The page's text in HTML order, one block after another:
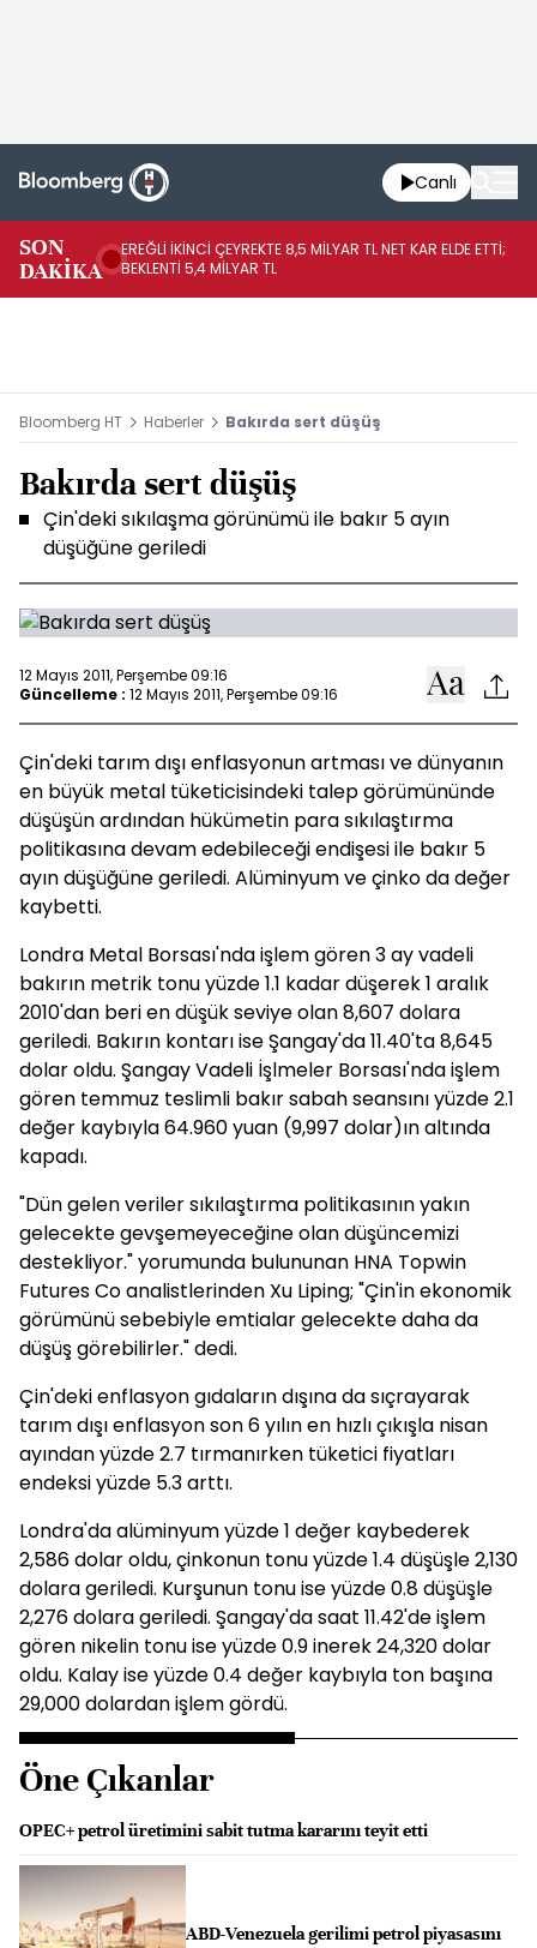
Canlı
SON
DAKİKA
EREĞLİ İKİNCİ ÇEYREKTE 8,5 MİLYAR TL NET KAR ELDE ETTİ;
BEKLENTİ 5,4 MİLYAR TL
Bloomberg HT Haberler Bakırda sert düşüş
Bakırda sert düşüş
Çin'deki sıkılaşma görünümü ile bakır 5 ayın
düşüğüne geriledi
12 Mayıs 2011, Perşembe 09:16
Güncelleme : 12 Mayıs 2011, Perşembe 09:16
Çin'deki tarım dışı enflasyonun artması ve dünyanın
en büyük metal tüketicisindeki talep görümününde
düşüşün ardından hükümetin para sıkılaştırma
politikasına devam edebileceği endişesi ile bakır 5
ayın düşüğüne geriledi. Alüminyum ve çinko da değer
kaybetti.
Londra Metal Borsası'nda işlem gören 3 ay vadeli
bakırın metrik tonu yüzde 1.1 kadar düşerek 1 aralık
2010'dan beri en düşük seviye olan 8,607 dolara
geriledi. Bakırın kontarı ise Şangay'da 11.40'ta 8,645
dolar oldu. Şangay Vadeli İşlmeler Borsası'nda işlem
gören temmuz teslimli bakır sabah seansını yüzde 2.1
değer kaybıyla 64.960 yuan (9,997 dolar)ın altında
kapadı.
"Dün gelen veriler sıkılaştırma politikasının yakın
gelecekte gevşemeyeceğine olan düşüncemizi
destekliyor." yorumunda bulununan HNA Topwin
Futures Co analistlerinden Xu Liping; "Çin'in ekonomik
görümünü sebebiyle emtialar gelecekte daha da
düşüş görebilirler." dedi.
Çin'deki enflasyon gıdaların dışına da sıçrayarak
tarım dışı enflasyon son 6 yılın en hızlı çıkışla nisan
ayından yüzde 2.7 tırmanırken tüketici fiyatları
endeksi yüzde 5.3 arttı.
Londra'da alüminyum yüzde 1 değer kaybederek
2,586 dolar oldu, çinkonun tonu yüzde 1.4 düşüşle 2,130
dolara geriledi. Kurşunun tonu ise yüzde 0.8 düşüşle
2,276 dolara geriledi. Şangay'da saat 11.42'de işlem
gören nikelin tonu ise yüzde 0.9 inerek 24,320 dolar
oldu. Kalay ise yüzde 0.4 değer kaybıyla ton başına
29,000 dolardan işlem gördü.
Öne Çıkanlar
OPEC+ petrol üretimini sabit tutma kararını teyit etti
ABD-Venezuela gerilimi petrol piyasasını